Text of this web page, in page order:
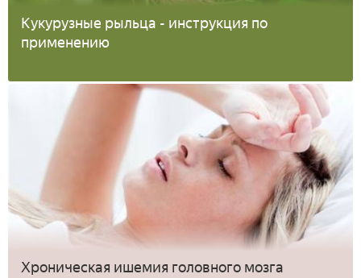
Кукурузные рыльца - инструкция по
применению
Хроническая ишемия головного мозга